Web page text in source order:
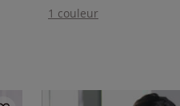
1 couleur